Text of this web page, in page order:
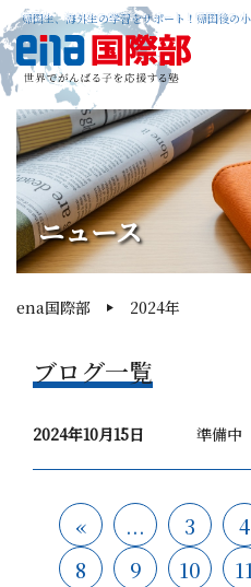
帰国生、海外生の学習をサポート！帰国後の
ニュース
ena国際部 2024年
ブログ一覧
2024年10月15日 準備中
« ... 3 4
8
9 10 11